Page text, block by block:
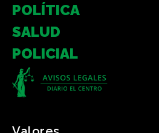
POLÍTICA
SALUD
POLICIAL